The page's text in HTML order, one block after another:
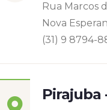
Rua Marcos
Nova
(31) 9 8794-
Pirajuba